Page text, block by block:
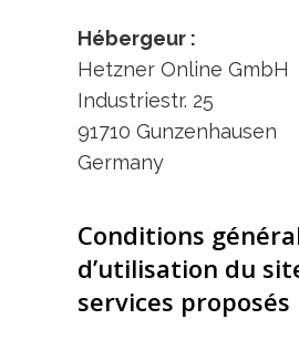
Hébergeur :
Hetzner Online GmbH
Industriestr. 25
91710 Gunzenhausen
Germany
Conditions
d’utilisation du
services proposés